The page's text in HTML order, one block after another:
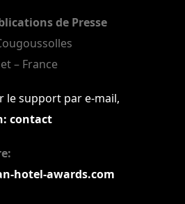
de Presse
– France
le support par e-mail,
contact
hotel-awards.com